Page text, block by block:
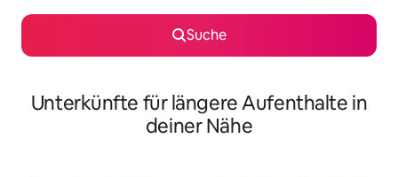
Suche
Unterkünfte für längere Aufenthalte in
deiner Nähe